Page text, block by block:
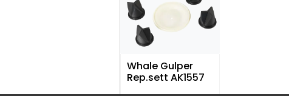
Whale Gulper
Rep.sett AK1557